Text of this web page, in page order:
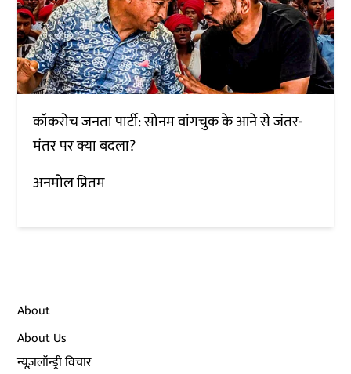
कॉकरोच जनता पार्टी: सोनम वांगचुक के आने से जंतर-
मंतर पर क्या बदला?
अनमोल प्रितम
About
About Us
न्यूज़लॉन्ड्री विचार